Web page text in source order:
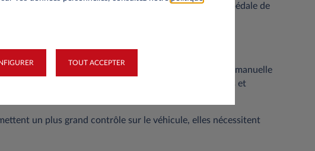
votre pied gauche et enfoncez progressivement la pédale de
à avancer.
une voiture manuelle
automatique, conduire une voiture à boite de vitesses manuelle
coordonner la pédale d'embrayage, le levier de vitesses et
un plus grand contrôle sur le véhicule, elles nécessitent
TOUT ACCEPTER